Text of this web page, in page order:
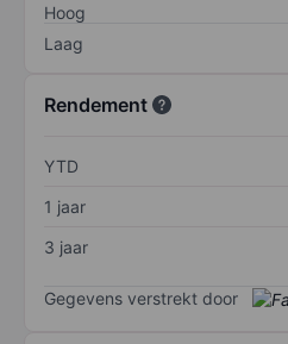
Hoog
Laag
Rendement
YTD
1 jaar
3 jaar
Gegevens verstrekt door